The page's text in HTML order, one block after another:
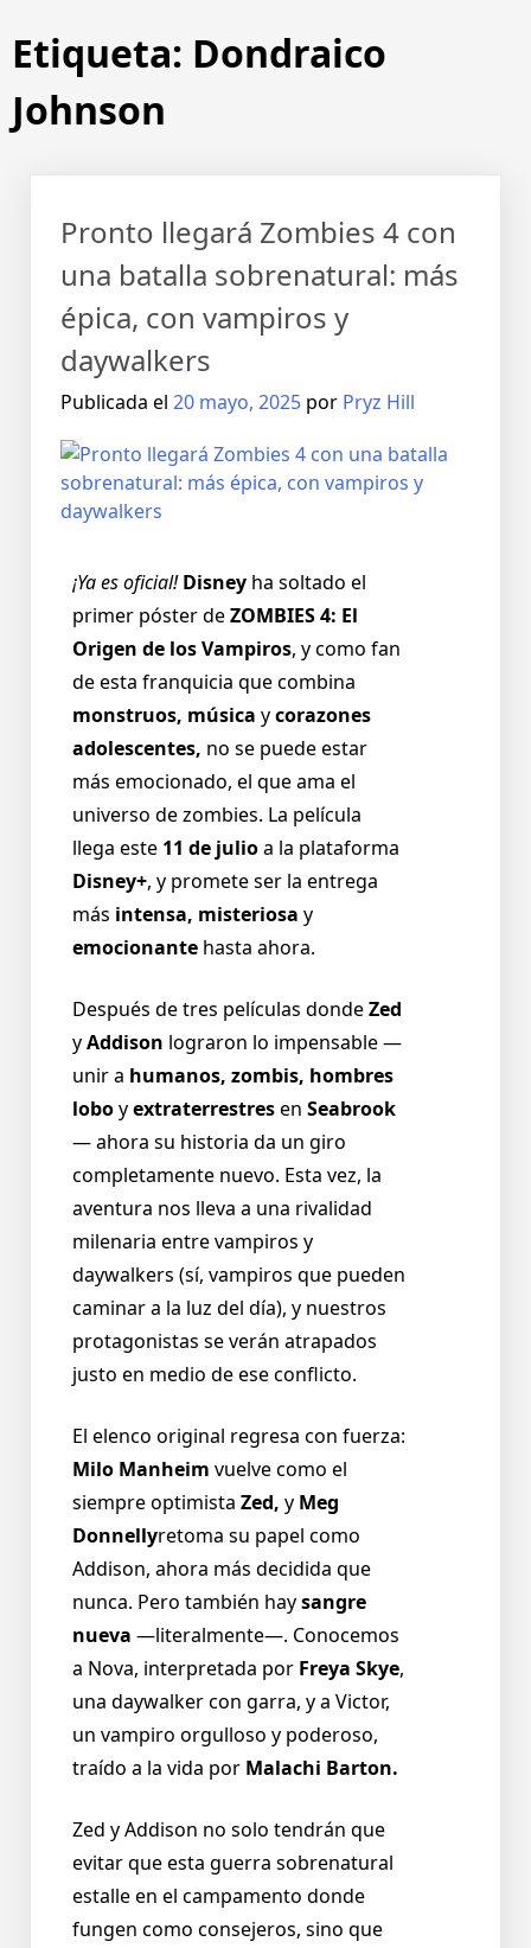
Etiqueta: Dondraico
Johnson
Pronto llegará Zombies 4 con
una batalla sobrenatural: más
épica, con vampiros y
daywalkers
Publicada el 20 mayo, 2025 por Pryz Hill
¡Ya es oficial!Disney ha soltado el
primer póster deZOMBIES 4: El
Origen de los Vampiros, y como fan
de esta franquicia que combina
monstruos, música ycorazones
adolescentes, no se puede estar
más emocionado, el que ama el
universo de zombies. La película
llega este 11 de julioa la plataforma
Disney+, y promete ser la entrega
más intensa, misteriosa y
emocionante hasta ahora.
Después de tres películas dondeZed
yAddison lograron lo impensable —
unir a humanos, zombis, hombres
loboyextraterrestresen Seabrook
— ahora su historia da un giro
completamente nuevo. Esta vez, la
aventura nos lleva a una rivalidad
milenaria entre vampiros y
daywalkers (sí, vampiros que pueden
caminar a la luz del día), y nuestros
protagonistas se verán atrapados
justo en medio de ese conflicto.
El elenco original regresa con fuerza:
Milo Manheim vuelve como el
siempre optimista Zed, y Meg
Donnellyretoma su papel como
Addison, ahora más decidida que
nunca. Pero también haysangre
nueva —literalmente—. Conocemos
a Nova, interpretada por Freya Skye,
una daywalker con garra, y a Victor,
un vampiro orgulloso y poderoso,
traído a la vida por Malachi Barton.
Zed y Addison no solo tendrán que
evitar que esta guerra sobrenatural
estalle en el campamento donde
fungen como consejeros, sino que